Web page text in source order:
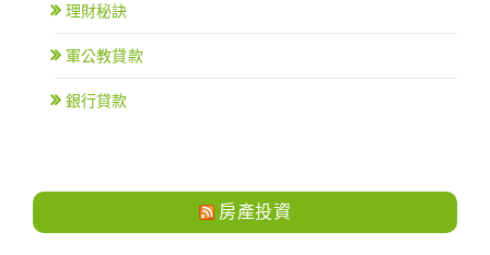
理財秘訣
軍公教貸款
銀行貸款
房產投資